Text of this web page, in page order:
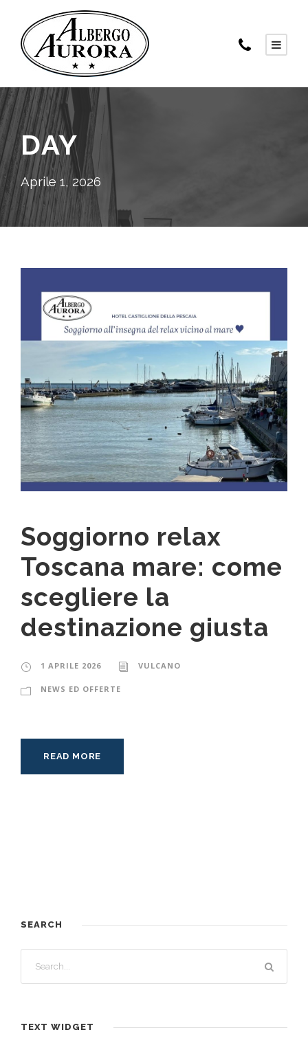
DAY
Aprile 1, 2026
Soggiorno relax
Toscana mare: come
scegliere la
destinazione giusta
1 APRILE 2026 VULCANO
NEWS ED OFFERTE
READ MORE
SEARCH
TEXT WIDGET